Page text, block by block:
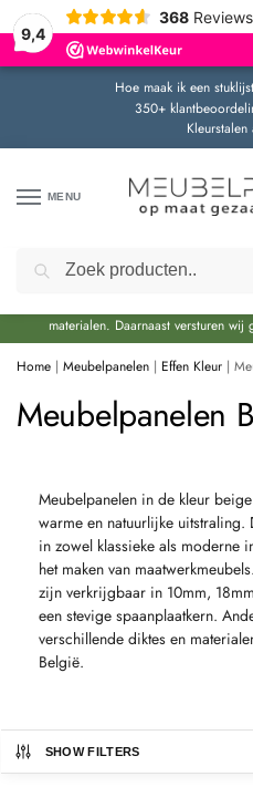
9,4
368 Reviews
Hoe maak ik een
350+
Kleurstalen
MENU
Door de bouwvakperiode geldt
materialen. Daarnaast versturen wij
Home | Meubelpanelen | Effen Kleur |
Meubelpanelen
Meubelpanelen in de kleur
warme en natuurlijke
in zowel klassieke als moderne
het maken van
zijn verkrijgbaar in 10mm,
een stevige spaanplaatkern.
verschillende diktes en
België.
SHOW FILTERS